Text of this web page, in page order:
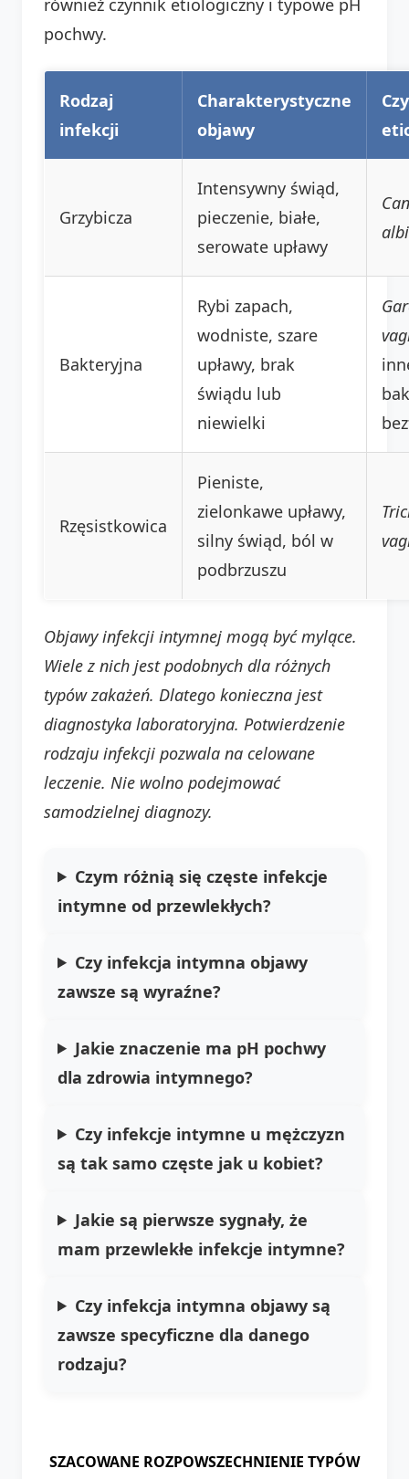
pochwy.
Rodzaj
infekcji
Charakterystyczne
objawy
Grzybicza
Intensywny świąd,
pieczenie, białe,
serowate upławy
Bakteryjna
Rybi zapach,
wodniste, szare
upławy, brak
świądu lub
niewielki
Rzęsistkowica
Pieniste,
zielonkawe upławy,
silny świąd, ból w
podbrzuszu
Objawy infekcji intymnej mogą być mylące.
Wiele z nich jest podobnych dla różnych
typów zakażeń. Dlatego konieczna jest
diagnostyka laboratoryjna. Potwierdzenie
rodzaju infekcji pozwala na celowane
leczenie. Nie wolno podejmować
samodzielnej diagnozy.
Czym różnią się częste infekcje
intymne od przewlekłych?
Czy infekcja intymna objawy
zawsze są wyraźne?
Jakie znaczenie ma pH pochwy
dla zdrowia intymnego?
Czy infekcje intymne u mężczyzn
są tak samo częste jak u kobiet?
Jakie są pierwsze sygnały, że
mam przewlekłe infekcje intymne?
Czy infekcja intymna objawy są
zawsze specyficzne dla danego
rodzaju?
SZACOWANE ROZPOWSZECHNIENIE TYPÓW